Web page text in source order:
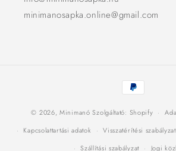
minimanosapka.online@gmail.com
Fizetési
módok
© 2026,Minimanó Szolgáltató: Shopify
Kapcsolattartási adatok
Visszatérítési szabályzat
Szállítási szabályzat
Jogi